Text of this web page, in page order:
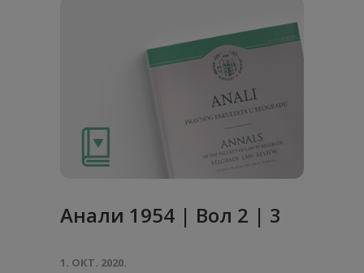
Анaли 1954 | Вол 2 | 3
1. ОКТ. 2020.